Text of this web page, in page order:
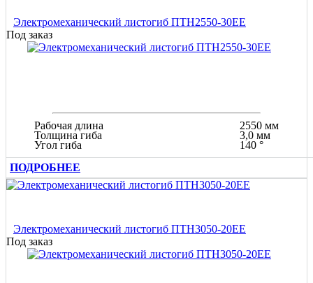
Электромеханический листогиб ПТН2550-30ЕЕ
Под заказ
Рабочая длина
Толщина гиба
Угол гиба
2550 мм
3,0 мм
140 °
ПОДРОБНЕЕ
Электромеханический листогиб ПТН3050-20ЕЕ
Под заказ